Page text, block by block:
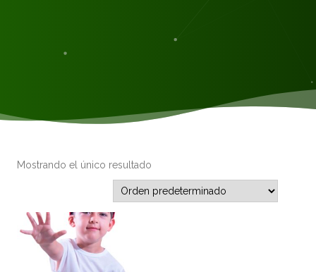
Mostrando el único resultado